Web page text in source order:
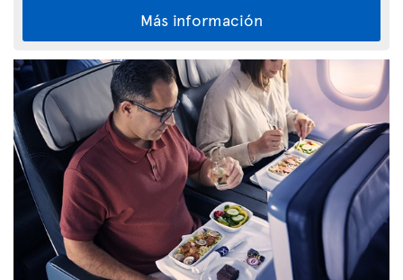
Más información